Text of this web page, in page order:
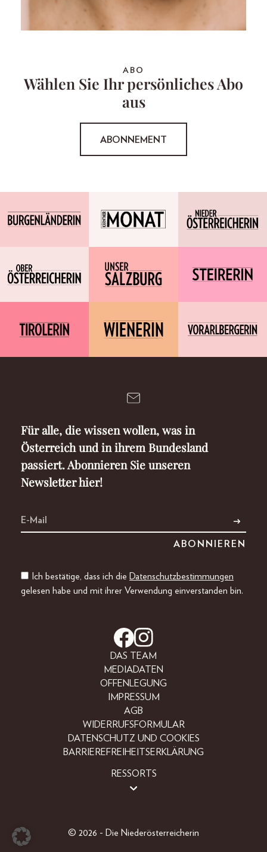
ABO
Wählen Sie Ihr persönliches Abo
aus
ABONNEMENT
Für alle, die wissen wollen, was in
Österreich und in ihrem Bundesland
passiert. Abonnieren Sie unseren
Newsletter hier!
Ich bestätige, dass ich die Datenschutzbestimmungen
gelesen habe und mit ihrer Verwendung einverstanden bin.
DAS TEAM
MEDIADATEN
OFFENLEGUNG
IMPRESSUM
AGB
WIDERRUFSFORMULAR
DATENSCHUTZ UND COOKIES
BARRIEREFREIHEITSERKLÄRUNG
RESSORTS
© 2026 - Die Niederösterreicherin